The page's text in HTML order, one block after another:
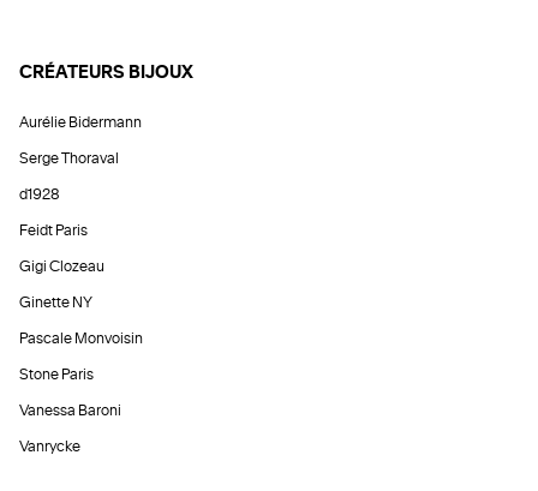
CRÉATEURS BIJOUX
Aurélie Bidermann
Serge Thoraval
d1928
Feidt Paris
Gigi Clozeau
Ginette NY
Pascale Monvoisin
Stone Paris
Vanessa Baroni
Vanrycke